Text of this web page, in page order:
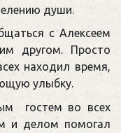
души.
с Алексеем
другом. Просто
находил время,
улыбку.
гостем во всех
и делом помогал